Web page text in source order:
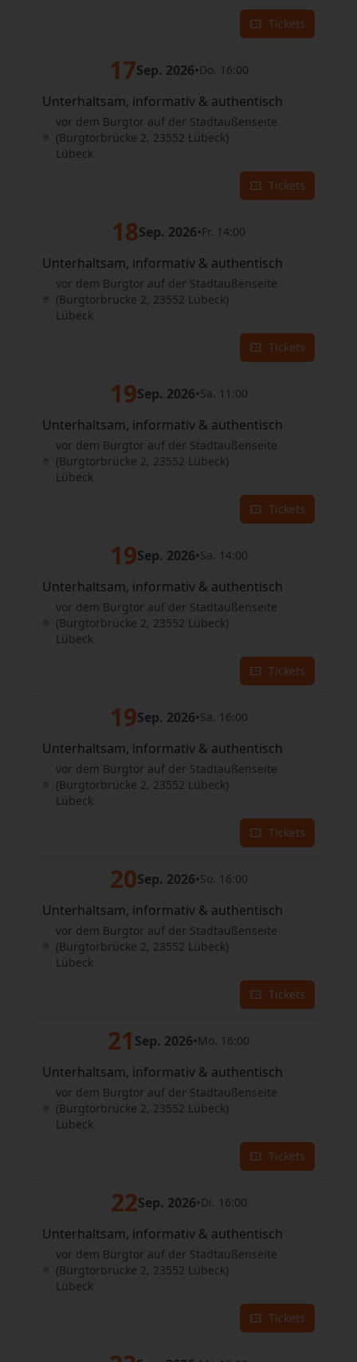
Tickets
17Sep. 2026•Do. 16:00
Unterhaltsam, informativ & authentisch
vor dem Burgtor auf der Stadtaußenseite
(Burgtorbrücke 2, 23552 Lübeck)
Lübeck
Tickets
18Sep. 2026•Fr. 14:00
Unterhaltsam, informativ & authentisch
vor dem Burgtor auf der Stadtaußenseite
(Burgtorbrücke 2, 23552 Lübeck)
Lübeck
Tickets
19Sep. 2026•Sa. 11:00
Unterhaltsam, informativ & authentisch
vor dem Burgtor auf der Stadtaußenseite
(Burgtorbrücke 2, 23552 Lübeck)
Lübeck
Tickets
19Sep. 2026•Sa. 14:00
Unterhaltsam, informativ & authentisch
vor dem Burgtor auf der Stadtaußenseite
(Burgtorbrücke 2, 23552 Lübeck)
Lübeck
Tickets
19Sep. 2026•Sa. 16:00
Unterhaltsam, informativ & authentisch
vor dem Burgtor auf der Stadtaußenseite
(Burgtorbrücke 2, 23552 Lübeck)
Lübeck
Tickets
20Sep. 2026•So. 16:00
Unterhaltsam, informativ & authentisch
vor dem Burgtor auf der Stadtaußenseite
(Burgtorbrücke 2, 23552 Lübeck)
Lübeck
Tickets
21 Sep. 2026•Mo. 16:00
Unterhaltsam, informativ & authentisch
vor dem Burgtor auf der Stadtaußenseite
(Burgtorbrücke 2, 23552 Lübeck)
Lübeck
Tickets
22Sep. 2026•Di. 16:00
Unterhaltsam, informativ & authentisch
vor dem Burgtor auf der Stadtaußenseite
(Burgtorbrücke 2, 23552 Lübeck)
Lübeck
Tickets